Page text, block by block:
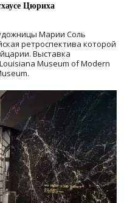
Цюриха
Марии Соль
ретроспектива которой
Выставка
Museum of Modern